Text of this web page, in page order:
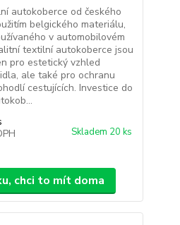
autokoberce od českého
belgického materiálu,
v automobilovém
textilní autokoberce jsou
pro estetický vzhled
ale také pro ochranu
cestujících. Investice do
Skladem 20 ks
chci to mít doma